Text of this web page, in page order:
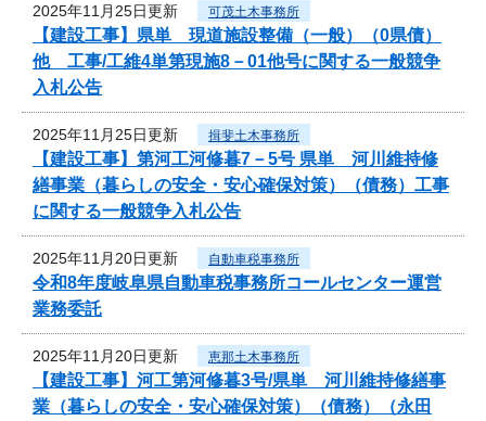
2025年11月25日更新 可茂土木事務所
【建設工事】県単 現道施設整備（一般）（0県債）
他 工事/工維4単第現施8－01他号に関する一般競争
入札公告
2025年11月25日更新 揖斐土木事務所
【建設工事】第河工河修暮7－5号 県単 河川維持修
繕事業（暮らしの安全・安心確保対策）（債務）工事
に関する一般競争入札公告
2025年11月20日更新 自動車税事務所
令和8年度岐阜県自動車税事務所コールセンター運営
業務委託
2025年11月20日更新 恵那土木事務所
【建設工事】河工第河修暮3号/県単 河川維持修繕事
業（暮らしの安全・安心確保対策）（債務）（永田